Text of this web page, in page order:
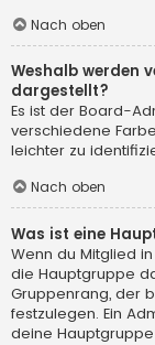
Nach oben
Weshalb werden
dargestellt?
Es ist der Board-
verschiedene
leichter zu
Nach oben
Was ist eine
Wenn du Mitglied
die Hauptgruppe
Gruppenrang, der
festzulegen. Ein
deine